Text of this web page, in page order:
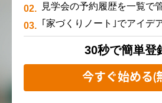
見学会の予約履歴を一覧で
｢家づくりノート｣でアイデ
30秒で簡単登
今すぐ始める(